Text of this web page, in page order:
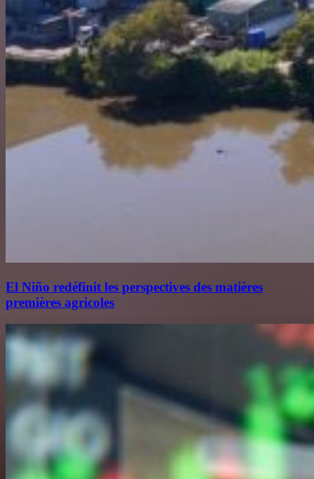
El Niño redéfinit les perspectives des matières
premières agricoles